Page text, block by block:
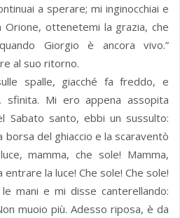
a sperare; mi inginocchiai e
Orione, ottenetemi la grazia, che
Giorgio è ancora vivo.”
al suo ritorno.
spalle, giacché fa freddo, e
Mi ero appena assopita
Sabato santo, ebbi un sussulto:
del ghiaccio e la scaraventò
mamma, che sole! Mamma,
la luce! Che sole! Che sole!
mani e mi disse canterellando:
muoio più. Adesso riposa, è da